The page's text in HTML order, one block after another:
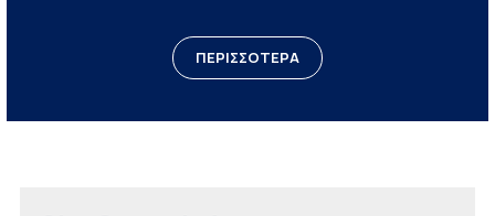
ΠΕΡΙΣΣΟΤΕΡΑ